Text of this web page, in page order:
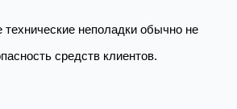
технические неполадки обычно не
средств клиентов.